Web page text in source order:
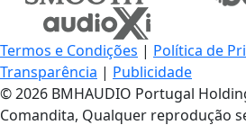
Termos e Condições | Política de
Transparência | Publicidade
© 2026 BMHAUDIO Portugal
Comandita, Qualquer reprodução